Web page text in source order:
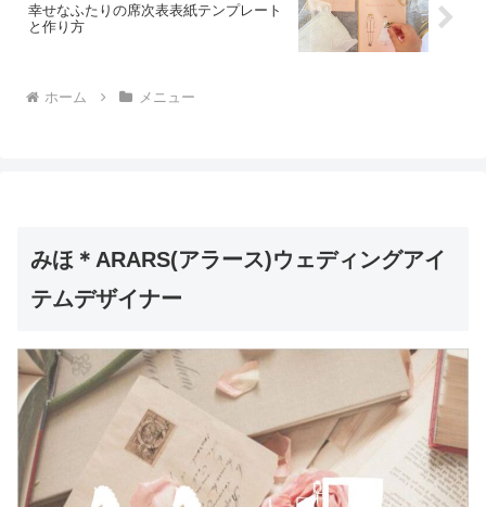
幸せなふたりの席次表表紙テンプレート
と作り方
ホーム メニュー
みほ＊ARARS(アラース)ウェディングアイ
テムデザイナー